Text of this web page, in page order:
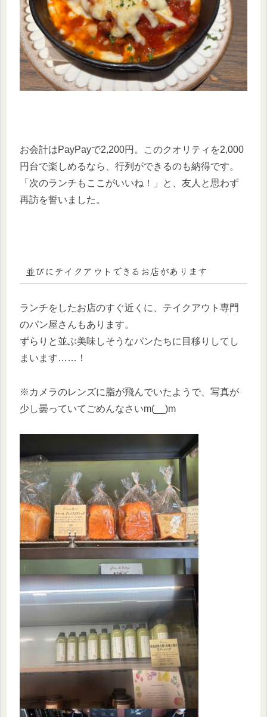
お会計はPayPayで2,200円。このクオリティを2,000
円台で楽しめるなら、行列ができるのも納得です。
「次のランチもここがいいね！」と、友人と思わず
再訪を誓いました。
並びにテイクアウトできるお店があります
ランチをしたお店のすぐ近くに、テイクアウト専門
のパン屋さんもあります。
ずらりと並ぶ美味しそうなパンたちに目移りしてし
まいます……！
※カメラのレンズに脂が飛んでいたようで、写真が
少し曇っていてごめんなさいm(__)m